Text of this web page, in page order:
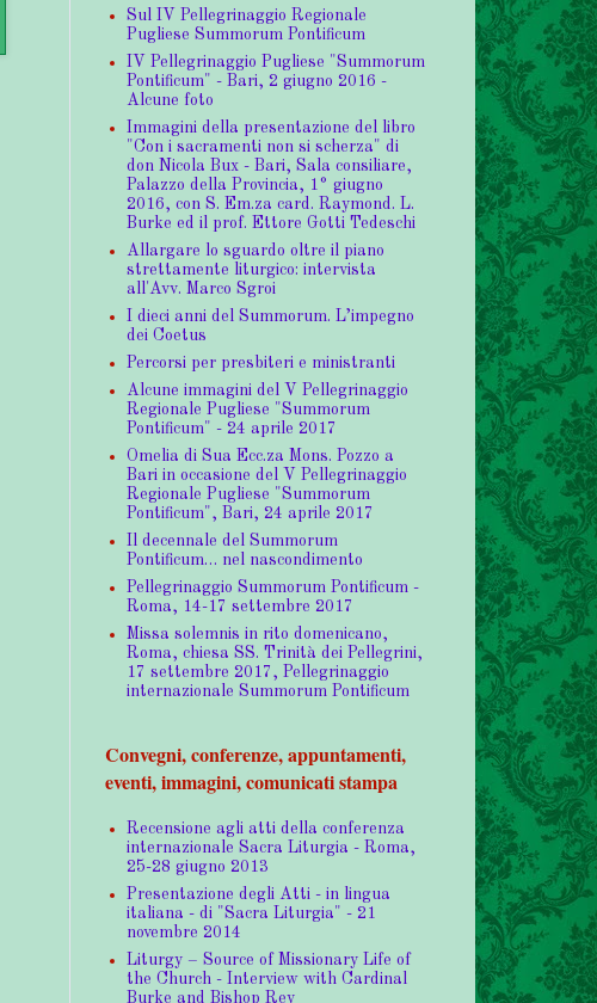
Sul IV Pellegrinaggio Regionale
Pugliese Summorum Pontificum
IV Pellegrinaggio Pugliese "Summorum
Pontificum" - Bari, 2 giugno 2016 -
Alcune foto
Immagini della presentazione del libro
"Con i sacramenti non si scherza" di
don Nicola Bux - Bari, Sala consiliare,
Palazzo della Provincia, 1° giugno
2016, con S. Em.za card. Raymond. L.
Burke ed il prof. Ettore Gotti Tedeschi
Allargare lo sguardo oltre il piano
strettamente liturgico: intervista
all'Avv. Marco Sgroi
I dieci anni del Summorum. L’impegno
dei Coetus
Percorsi per presbiteri e ministranti
Alcune immagini del V Pellegrinaggio
Regionale Pugliese "Summorum
Pontificum" - 24 aprile 2017
Omelia di Sua Ecc.za Mons. Pozzo a
Bari in occasione del V Pellegrinaggio
Regionale Pugliese "Summorum
Pontificum", Bari, 24 aprile 2017
Il decennale del Summorum
Pontificum… nel nascondimento
Pellegrinaggio Summorum Pontificum -
Roma, 14-17 settembre 2017
Missa solemnis in rito domenicano,
Roma, chiesa SS. Trinità dei Pellegrini,
17 settembre 2017, Pellegrinaggio
internazionale Summorum Pontificum
Convegni, conferenze, appuntamenti,
eventi, immagini, comunicati stampa
Recensione agli atti della conferenza
internazionale Sacra Liturgia - Roma,
25-28 giugno 2013
Presentazione degli Atti - in lingua
italiana - di "Sacra Liturgia" - 21
novembre 2014
Liturgy – Source of Missionary Life of
the Church - Interview with Cardinal
Burke and Bishop Rey